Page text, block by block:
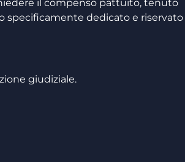
il compenso pattuito, tenuto
specificamente dedicato e riservato
giudiziale.